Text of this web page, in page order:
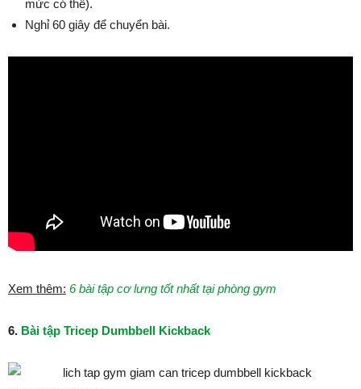
mức có thể).
Nghỉ 60 giây để chuyển bài.
Xem thêm: 6 bài tập cơ lưng tốt nhất tại phòng gym
6. Bài tập Tricep Dumbbell Kickback